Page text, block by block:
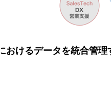
おけるデータを統合管理